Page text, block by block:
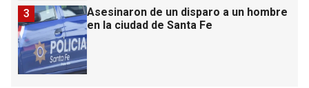
Asesinaron de un disparo a un hombre
en la ciudad de Santa Fe
3